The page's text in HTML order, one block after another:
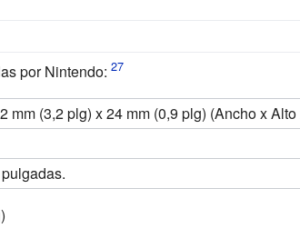
por Nintendo:
mm (3,2plg) x24 mm (0,9 plg) (Ancho x